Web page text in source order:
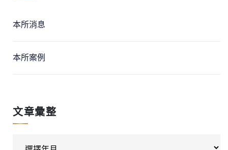
本所消息
本所案例
文章彙整